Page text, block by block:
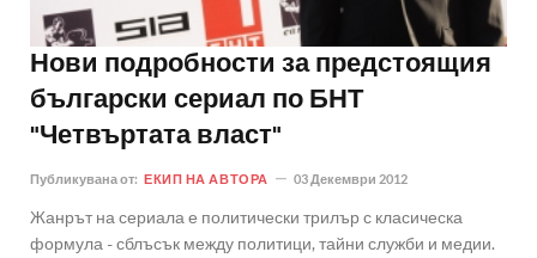
Нови подробности за предстоящия
български сериал по БНТ
"Четвъртата власт"
Публикувана от: ЕКИП НА АВТОРА 03 Декември 2012
Жанрът на сериала е политически трилър с класическа
формула - сблъсък между политици, тайни служби и медии.